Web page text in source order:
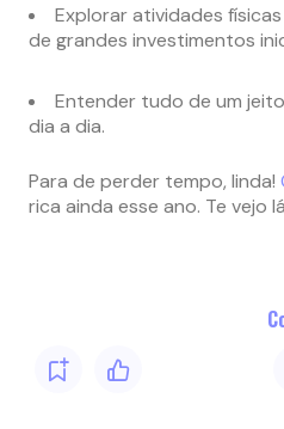
Explorar atividades
de grandes investimentos
Entender tudo de um
dia a dia.
Para de perder tempo, linda!
rica ainda esse ano. Te vejo